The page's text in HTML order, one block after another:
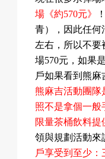
場《約570元》
青），因此任何
左右，所以不
場570元，如果
戶如果看到熊
熊麻吉活動團隊
照不是拿個一
限量茶桶飲料
領與規劃活動來
戶享受到至少